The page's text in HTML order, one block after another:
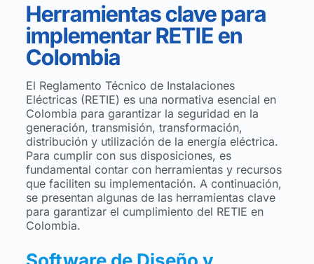
Herramientas clave para
implementar RETIE en
Colombia
El Reglamento Técnico de Instalaciones
Eléctricas (RETIE) es una normativa esencial en
Colombia para garantizar la seguridad en la
generación, transmisión, transformación,
distribución y utilización de la energía eléctrica.
Para cumplir con sus disposiciones, es
fundamental contar con herramientas y recursos
que faciliten su implementación. A continuación,
se presentan algunas de las herramientas clave
para garantizar el cumplimiento del RETIE en
Colombia.